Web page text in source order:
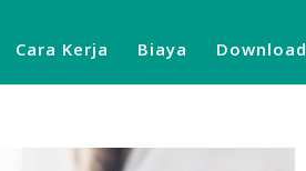
Cara Kerja Biaya Download